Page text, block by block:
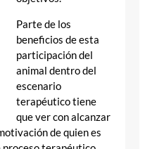
Parte de los
beneficios de esta
participación del
animal dentro del
escenario
terapéutico tiene
que ver con alcanzar
de quien es